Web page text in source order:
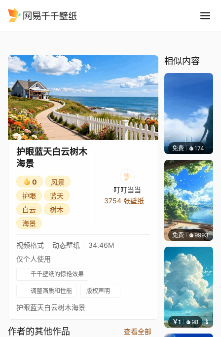
护眼蓝天白云树木
海景
0
风景
护眼
蓝天
白云
树木
海景
叮叮当当
3754 张壁纸
视频格式 动态壁纸
34.46M
仅个人使用
千千壁纸的惊艳效果
调整画质和性能 版权声明
护眼蓝天白云树木海景
作者的其他作品 查看全部
相似内容
免费 174星梦
免费 9993叮叮
￥1 98 叮叮